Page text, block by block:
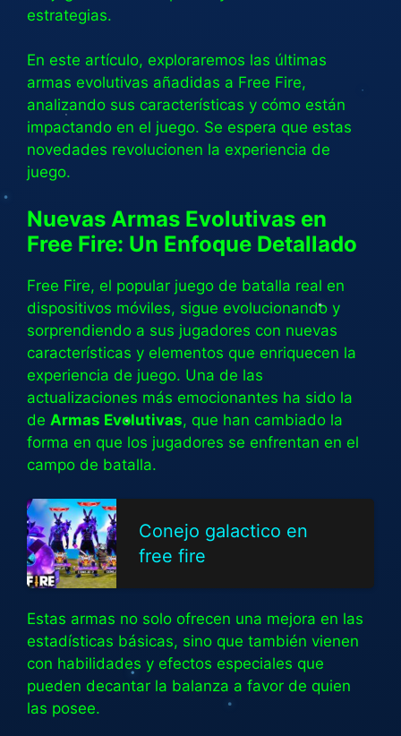
estrategias.
En este artículo, exploraremos las últimas
armas evolutivas añadidas a Free Fire,
analizando sus características y cómo están
impactando en el juego. Se espera que estas
novedades revolucionen la experiencia de
juego.
Nuevas Armas Evolutivas en
Free Fire: Un Enfoque Detallado
Free Fire, el popular juego de batalla real en
dispositivos móviles, sigue evolucionando y
sorprendiendo a sus jugadores con nuevas
características y elementos que enriquecen la
experiencia de juego. Una de las
actualizaciones más emocionantes ha sido la
de Armas Evolutivas, que han cambiado la
forma en que los jugadores se enfrentan en el
campo de batalla.
Conejo galactico en
free fire
Estas armas no solo ofrecen una mejora en las
estadísticas básicas, sino que también vienen
con habilidades y efectos especiales que
pueden decantar la balanza a favor de quien
las posee.